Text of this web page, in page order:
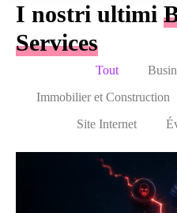
I nostri ultimi
Services
Tout
Immobilier et Construction
Site Internet